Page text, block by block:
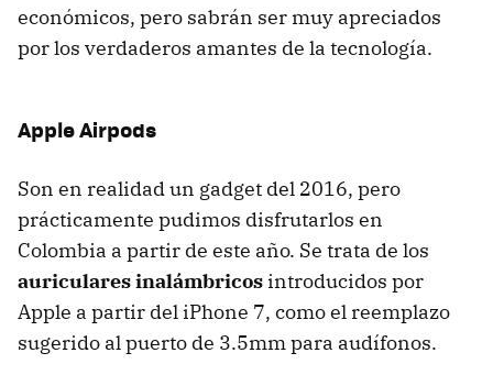
económicos, pero sabrán ser muy apreciados
por los verdaderos amantes de la tecnología.
Apple Airpods
Son en realidad un gadget del 2016, pero
prácticamente pudimos disfrutarlos en
Colombia a partir de este año. Se trata de los
auriculares inalámbricos introducidos por
Apple a partir del iPhone 7, como el reemplazo
sugerido al puerto de 3.5mm para audífonos.